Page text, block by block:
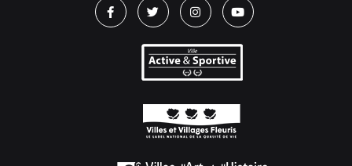
Lien vers le compte Facebook
Lien vers le compte Twitter
Lien vers le compte
Lien vers la chaîne